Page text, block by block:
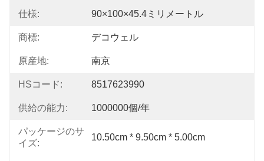
仕様: 90×100×45.4ミリメートル
商標: デコウェル
原産地: 南京
HSコード: 8517623990
供給の能力: 1000000個/年
パッケージのサ
イズ:
10.50cm * 9.50cm * 5.00cm